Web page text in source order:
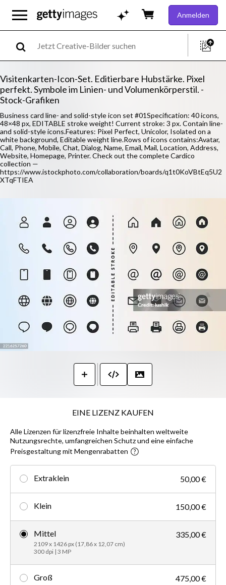
Anmelden
Visitenkarten-Icon-Set. Editierbare Hubstärke. Pixel
perfekt. Symbole im Linien- und Volumenkörperstil. -
Stock-Grafiken
Business card line- and solid-style icon set #01Specification: 40 icons,
48×48 pх, EDITABLE stroke weight! Current stroke: 3 px. Contain line-
and solid-style icons.Features: Pixel Perfect, Unicolor, Isolated on a
white background, Editable weight line.Rows of icons contains:Avatar,
Call, Phone, Mobile, Chat, Dialog, Name, Email, Mail, Location, Address,
Website, Homepage, Printer. Check out the complete Cardico
collection —
https://www.istockphoto.com/collaboration/boards/q1t0KoVBtEq5U2
XTqFTIEA
EINE LIZENZ KAUFEN
Alle Lizenzen für lizenzfreie Inhalte beinhalten weltweite
Nutzungsrechte, umfangreichen Schutz und eine einfache
Preisgestaltung mit Mengenrabatten
Extraklein 50,00 €
Klein 150,00 €
Mittel
2109 x 1426 px (17,86 x 12,07 cm)
300 dpi | 3 MP
335,00 €
Groß 475,00 €